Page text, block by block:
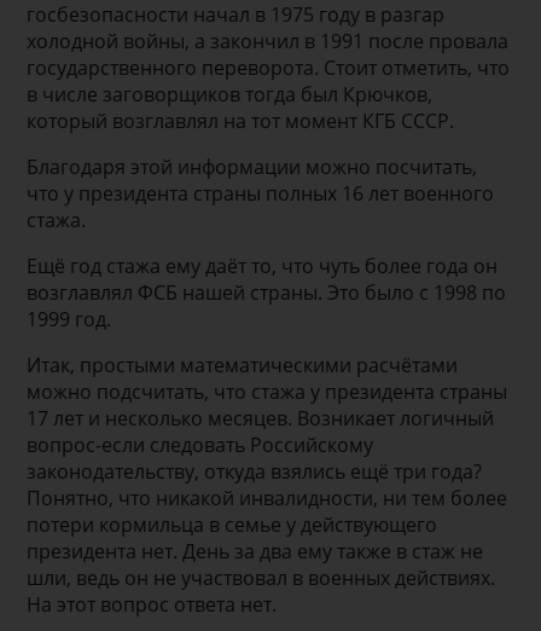
госбезопасности начал в 1975 году в разгар
холодной войны, а закончил в 1991 после провала
государственного переворота. Стоит отметить, что
в числе заговорщиков тогда был Крючков,
который возглавлял на тот момент КГБ СССР.
Благодаря этой информации можно посчитать,
что у президента страны полных 16 лет военного
стажа.
Ещё год стажа ему даёт то, что чуть более года он
возглавлял ФСБ нашей страны. Это было с 1998 по
1999 год.
Итак, простыми математическими расчётами
можно подсчитать, что стажа у президента страны
17 лет и несколько месяцев. Возникает логичный
вопрос-если следовать Российскому
законодательству, откуда взялись ещё три года?
Понятно, что никакой инвалидности, ни тем более
потери кормильца в семье у действующего
президента нет. День за два ему также в стаж не
шли, ведь он не участвовал в военных действиях.
На этот вопрос ответа нет.